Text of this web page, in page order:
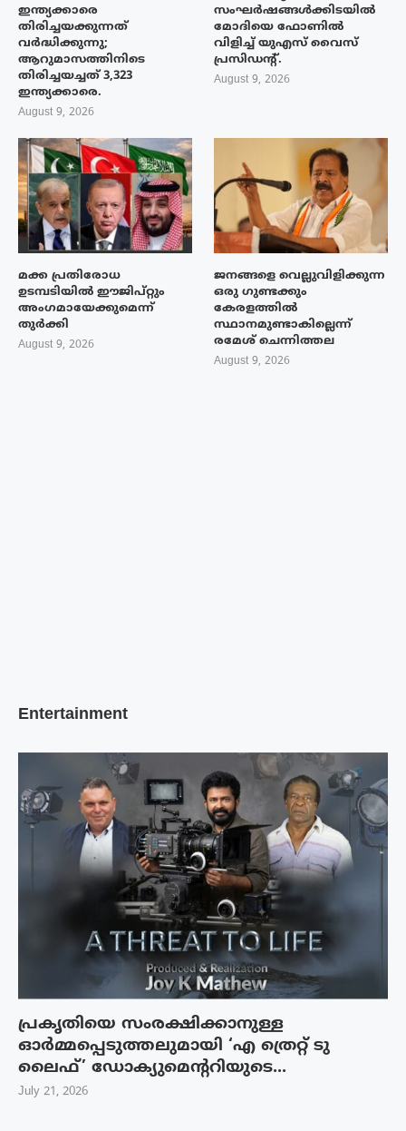
ഇന്ത്യക്കാരെ
തിരിച്ചയക്കുന്നത്
വർദ്ധിക്കുന്നു;
ആറുമാസത്തിനിടെ
തിരിച്ചയച്ചത് 3,323
ഇന്ത്യക്കാരെ.
August 9, 2026
സംഘര്‍ഷങ്ങള്‍ക്കിടയിൽ
മോദിയെ ഫോണില്‍
വിളിച്ച് യുഎസ് വൈസ്
പ്രസിഡന്റ്.
August 9, 2026
മക്ക പ്രതിരോധ
ഉടമ്പടിയിൽ ഈജിപ്റ്റും
അംഗമായേക്കുമെന്ന്
തുർക്കി
August 9, 2026
ജനങ്ങളെ വെല്ലുവിളിക്കുന്ന
ഒരു ഗുണ്ടക്കും
കേരളത്തിൽ
സ്ഥാനമുണ്ടാകില്ലെന്ന്
രമേശ് ചെന്നിത്തല
August 9, 2026
Entertainment
പ്രകൃതിയെ സംരക്ഷിക്കാനുള്ള
ഓർമ്മപ്പെടുത്തലുമായി ‘എ ത്രെറ്റ് ടു
ലൈഫ്’ ഡോക്യുമെന്ററിയുടെ...
July 21, 2026